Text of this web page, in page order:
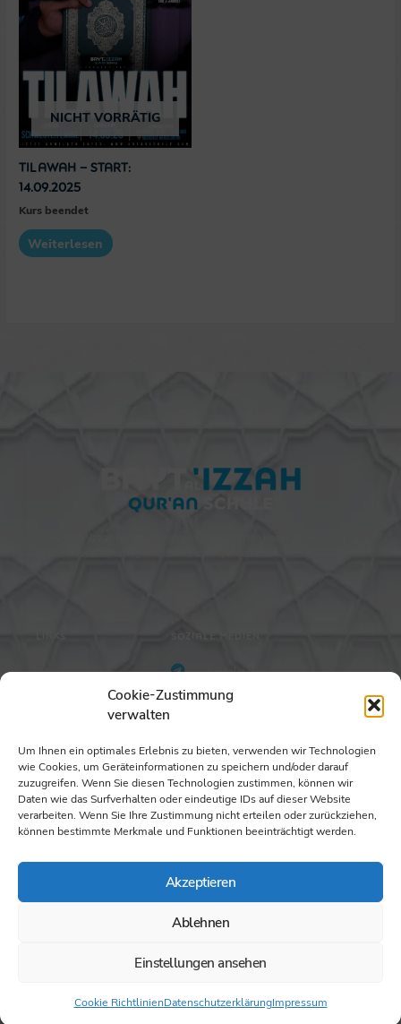
Cookie-Zustimmung
verwalten
Um Ihnen ein optimales Erlebnis zu bieten, verwenden wir Technologien
wie Cookies, um Geräteinformationen zu speichern und/oder darauf
zuzugreifen. Wenn Sie diesen Technologien zustimmen, können wir
Daten wie das Surfverhalten oder eindeutige IDs auf dieser Website
verarbeiten. Wenn Sie Ihre Zustimmung nicht erteilen oder zurückziehen,
können bestimmte Merkmale und Funktionen beeinträchtigt werden.
Akzeptieren
Ablehnen
Einstellungen ansehen
Cookie RichtlinienDatenschutzerklärungImpressum
NICHT VORRÄTIG
Tilawah – Start:
14.09.2025
Kurs beendet
Weiterlesen
KONTAKT
Bayt al-'Izzah
Im Klinbenbühl 2a
69123, Heidelberg
info [at] quranschule.com
baytalizzah
baytalizzah
Home
Impressum|Datenschutz|AGB|Cookie Richtlinien